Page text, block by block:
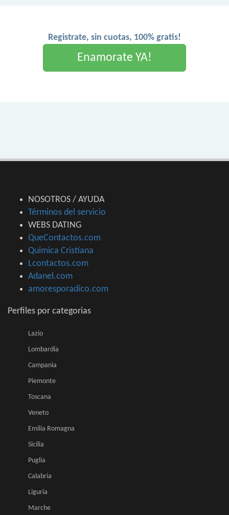
Registrate, sin cuotas, 100% gratis!
Enamorate YA!
NOSOTROS / AYUDA
Términos del servicio
WEBS DATING
QueContactos.com
Quimica Cristiana
Lcontactos.com
Adanel.com
amoresporadico.com
Perfiles por categorias
Lazio
Lombardia
Campania
Piemonte
Toscana
Veneto
Emilia Romagna
Sicilia
Puglia
Calabria
Liguria
Marche